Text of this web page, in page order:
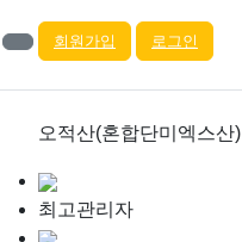
회원가입 로그인
오적산(혼합단미엑스산)
최고관리자